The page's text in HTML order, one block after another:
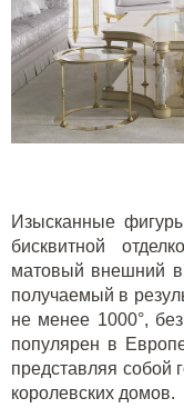
Изысканные
бисквитной
матовый внешний
получаемый в
не менее 1000°,
популярен в
представляя собой
королевских домов.